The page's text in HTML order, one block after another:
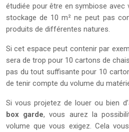
étudiée pour être en symbiose avec
stockage de 10 m² ne peut pas
produits de différentes natures.
Si cet espace peut contenir par
sera de trop pour 10 cartons de
pas du tout suffisante pour 10
de tenir compte du volume du
Si vous projetez de louer ou bien
box garde, vous aurez la
volume que vous exigez. Cela